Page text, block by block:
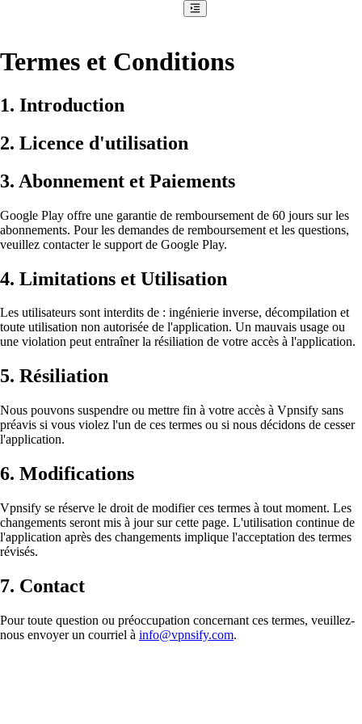
Termes et Conditions
1. Introduction
2. Licence d'utilisation
3. Abonnement et Paiements
Google Play offre une garantie de remboursement de 60 jours sur les
abonnements. Pour les demandes de remboursement et les questions,
veuillez contacter le support de Google Play.
4. Limitations et Utilisation
Les utilisateurs sont interdits de : ingénierie inverse, décompilation et
toute utilisation non autorisée de l'application. Un mauvais usage ou
une violation peut entraîner la résiliation de votre accès à l'application.
5. Résiliation
Nous pouvons suspendre ou mettre fin à votre accès à Vpnsify sans
préavis si vous violez l'un de ces termes ou si nous décidons de cesser
l'application.
6. Modifications
Vpnsify se réserve le droit de modifier ces termes à tout moment. Les
changements seront mis à jour sur cette page. L'utilisation continue de
l'application après des changements implique l'acceptation des termes
révisés.
7. Contact
Pour toute question ou préoccupation concernant ces termes, veuillez-
nous envoyer un courriel à info@vpnsify.com.